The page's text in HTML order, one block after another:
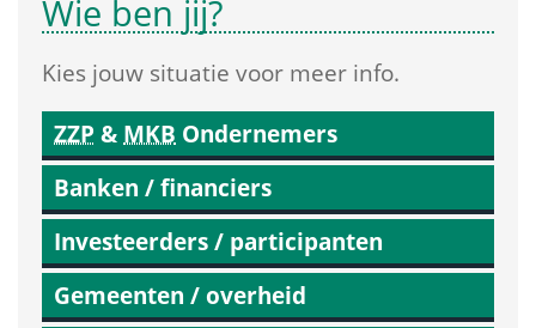
Wie ben jij?
Kies jouw situatie voor meer info.
ZZP & MKB Ondernemers
Banken / financiers
Investeerders / participanten
Gemeenten / overheid